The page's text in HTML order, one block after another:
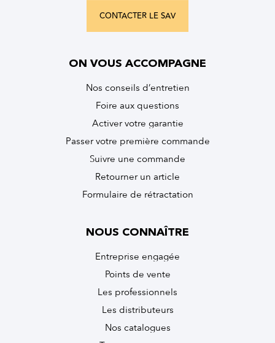
CONTACTER LE SAV
ON VOUS ACCOMPAGNE
Nos conseils d’entretien
Foire aux questions
Activer votre garantie
Passer votre première commande
Suivre une commande
Retourner un article
Formulaire de rétractation
NOUS CONNAÎTRE
Entreprise engagée
Points de vente
Les professionnels
Les distributeurs
Nos catalogues